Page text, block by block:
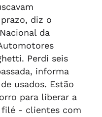
diz o
da
Perdi seis
informa
usados. Estão
para liberar a
- clientes com